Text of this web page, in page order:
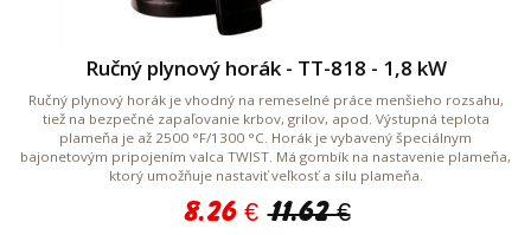
Ručný plynový horák - TT-818 - 1,8 kW
Ručný plynový horák je vhodný na remeselné práce menšieho rozsahu,
tiež na bezpečné zapaľovanie krbov, grilov, apod. Výstupná teplota
plameňa je až 2500 °F/1300 °C. Horák je vybavený špeciálnym
bajonetovým pripojením valca TWIST. Má gombík na nastavenie plameňa,
ktorý umožňuje nastaviť veľkosť a silu plameňa.
8.26 € 11.62 €